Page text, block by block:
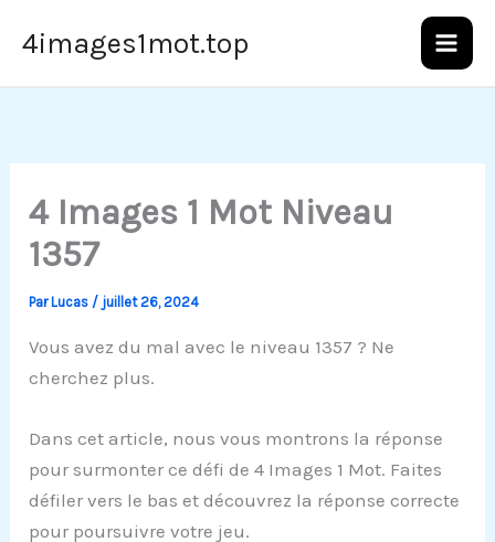
4images1mot.top
4 Images 1 Mot Niveau
1357
ParLucas / juillet 26, 2024
Vous avez du mal avec le niveau 1357 ? Ne
cherchez plus.
Dans cet article, nous vous montrons la réponse
pour surmonter ce défi de 4 Images 1 Mot. Faites
défiler vers le bas et découvrez la réponse correcte
pour poursuivre votre jeu.